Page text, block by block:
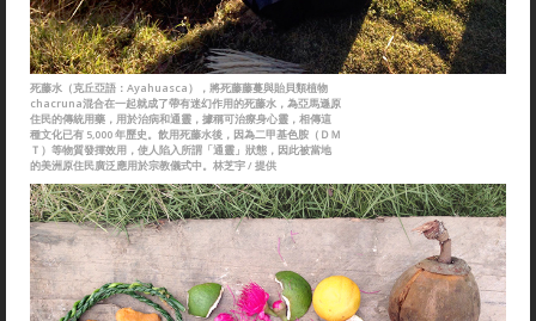
死藤水（克丘亞語：Ayahuasca），將死藤藤蔓與貽貝類植物
chacruna混合在一起就成了帶有迷幻作用的死藤水，為亞馬遜原
住民的傳統用藥，用於治病和通靈，據稱可治療身心靈，相傳這
種文化已有 5,000 年歷史。飲用死藤水後，因為二甲基色胺（ＤＭ
Ｔ）等物質發揮效用，使人陷入所謂「通靈」狀態，因此被當地
的美洲原住民廣泛應用於宗教儀式中。林芝宇 / 提供